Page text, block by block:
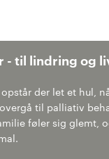
- til lindring og
der let et hul,
til palliativ
føler sig glemt,